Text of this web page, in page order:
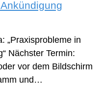
„Praxisprobleme in
Nächster Termin:
vor dem Bildschirm
und…